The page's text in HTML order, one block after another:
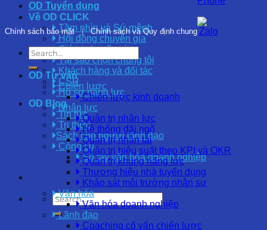
OD Tuyển dụng
Về OD CLICK
Tầm nhìn và Sứ mệnh
Hội đồng chuyên gia
Giá trị chuyển giao
Tại sao chọn chúng tôi
Khách hàng và đối tác
CSR
Hồ sơ năng lực
OD Blog
Tin tức
Tri thức
Sách cho người lãnh đạo
Công cụ
Sổ tay văn hóa doanh nghiệp
Chính sách bảo mật | Chính sách và Quy định chung
OD Tư vấn
Chiến lược
Chiến lược kinh doanh
Nhân lực
Quản trị nhân lực
Hệ thống đãi ngộ
Quản trị nhân tài
Quản trị hiệu suất theo KPI và OKR
Quản trị khung năng lực
Thương hiệu nhà tuyển dụng
Khảo sát môi trường nhân sự
Văn hóa
Văn hóa doanh nghiệp
Lãnh đạo
Coaching cố vấn chiến lược